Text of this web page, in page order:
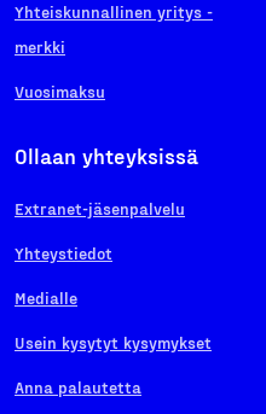
Yhteiskunnallinen yritys -
merkki
Vuosimaksu
Ollaan yhteyksissä
Extranet-jäsenpalvelu
Yhteystiedot
Medialle
Usein kysytyt kysymykset
Anna palautetta